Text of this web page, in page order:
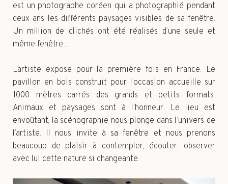
est un photographe coréen qui a photographié pendant
deux ans les différents paysages visibles de sa fenêtre.
Un million de clichés ont été réalisés d’une seule et
même fenêtre…
L’artiste expose pour la première fois en France. Le
pavillon en bois construit pour l’occasion accueille sur
1000 mètres carrés des grands et petits formats.
Animaux et paysages sont à l’honneur. Le lieu est
envoûtant, la scénographie nous plonge dans l’univers de
l’artiste. Il nous invite à sa fenêtre et nous prenons
beaucoup de plaisir à contempler, écouter, observer
avec lui cette nature si changeante.